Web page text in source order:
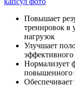
Повышает
тренировок в
нагрузок
Улучшает
Нормализует
повышенного